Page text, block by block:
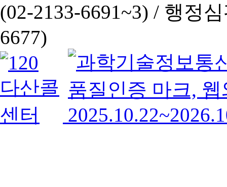
(02-2133-6691~3) / 행정심
6677)